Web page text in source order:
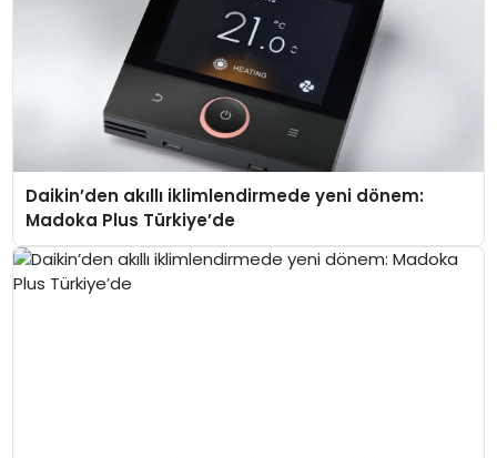
Daikin’den akıllı iklimlendirmede yeni dönem:
Madoka Plus Türkiye’de